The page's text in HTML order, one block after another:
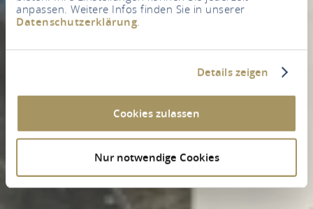
anpassen. Weitere Infos finden Sie in unserer
Datenschutzerklärung.
Details zeigen
Cookies zulassen
Nur notwendige Cookies